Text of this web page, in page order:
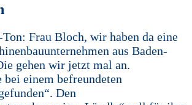
Frau Bloch, wir haben da eine
aus Baden-
gehen wir jetzt mal an.
einem befreundeten
Den